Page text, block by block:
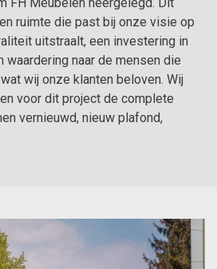
ruimte die past bij onze visie op
uitstraalt, een investering in
waardering naar de mensen die
wij onze klanten beloven. Wij
voor dit project de complete
vernieuwd, nieuw plafond,